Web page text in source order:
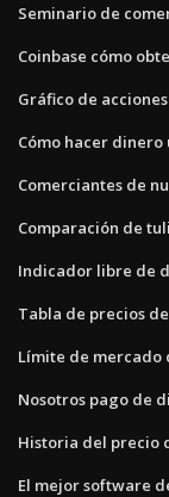
Seminario de
Coinbase cómo
Gráfico de
Cómo hacer
Comerciantes de
Comparación de
Indicador libre de
Tabla de precios
Límite de mercado
Nosotros pago de
Historia del precio
El mejor software